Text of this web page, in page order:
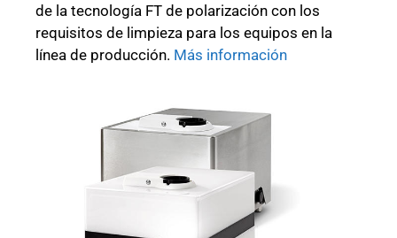
de la tecnología FT de polarización con los
requisitos de limpieza para los equipos en la
línea de producción. Más información